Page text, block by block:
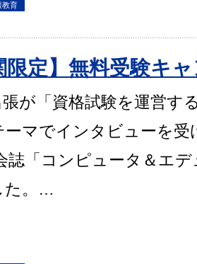
教育
限定】無料受験キ
が「資格試験を運営す
ーマでインタビューを
誌「コンピュータ＆エ
た。…